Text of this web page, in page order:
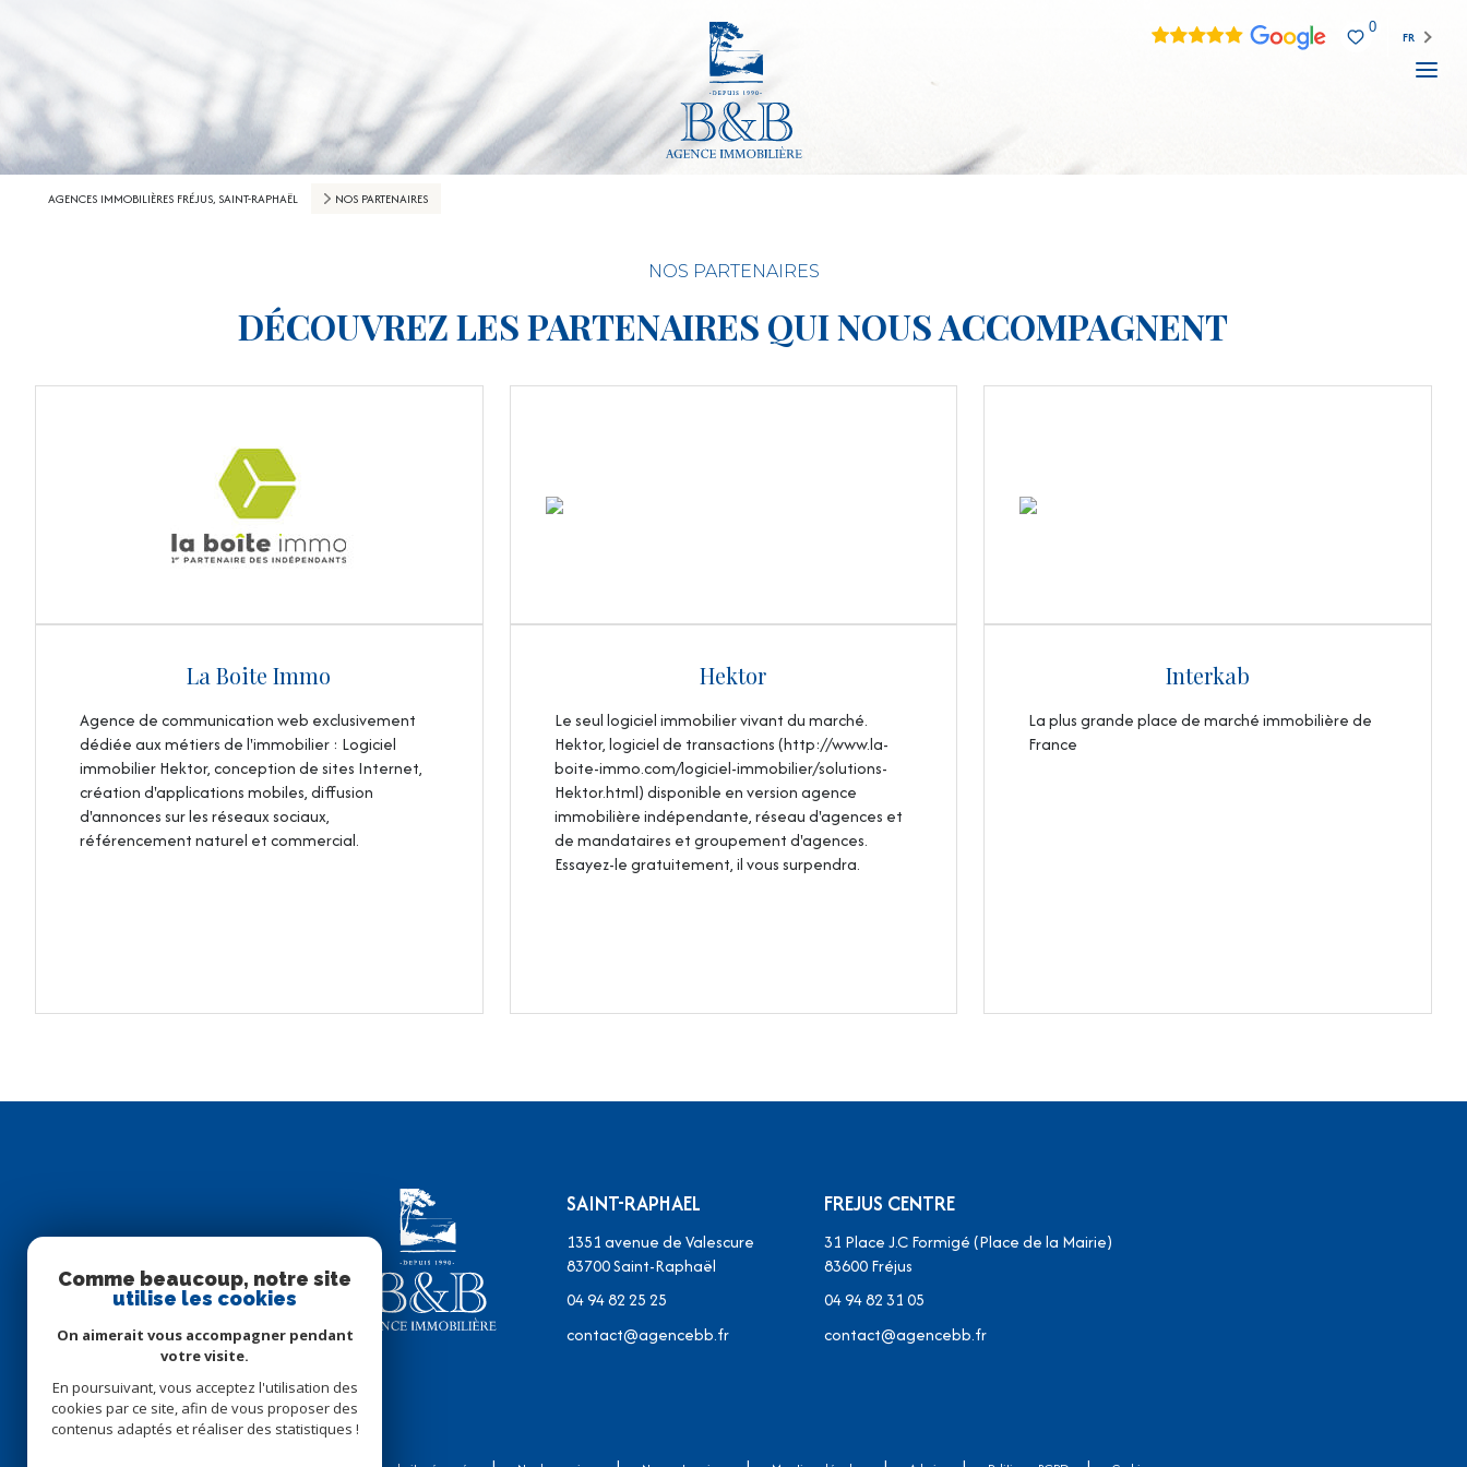
0
FR
AGENCES IMMOBILIÈRES FRÉJUS, SAINT-RAPHAËL NOS PARTENAIRES
NOS PARTENAIRES
DÉCOUVREZ LES PARTENAIRES QUI NOUS ACCOMPAGNENT
La Boite Immo
Agence de communication web exclusivement
dédiée aux métiers de l'immobilier : Logiciel
immobilier Hektor, conception de sites Internet,
création d'applications mobiles, diffusion
d'annonces sur les réseaux sociaux,
référencement naturel et commercial.
Hektor
Le seul logiciel immobilier vivant du marché.
Hektor, logiciel de transactions (http://www.la-
boite-immo.com/logiciel-immobilier/solutions-
Hektor.html) disponible en version agence
immobilière indépendante, réseau d'agences et
de mandataires et groupement d'agences.
Essayez-le gratuitement, il vous surpendra.
Interkab
La plus grande place de marché immobilière de
France
SAINT-RAPHAEL
1351 avenue de Valescure
83700Saint-Raphaël
04 94 82 25 25
contact@agencebb.fr
FREJUS CENTRE
31 Place J.C Formigé (Place de la Mairie)
83600 Fréjus
04 94 82 31 05
contact@agencebb.fr
Comme beaucoup, notre site
utilise les cookies
On aimerait vous accompagner pendant
votre visite.
En poursuivant, vous acceptez l'utilisation des
cookies par ce site, afin de vous proposer des
contenus adaptés et réaliser des statistiques !